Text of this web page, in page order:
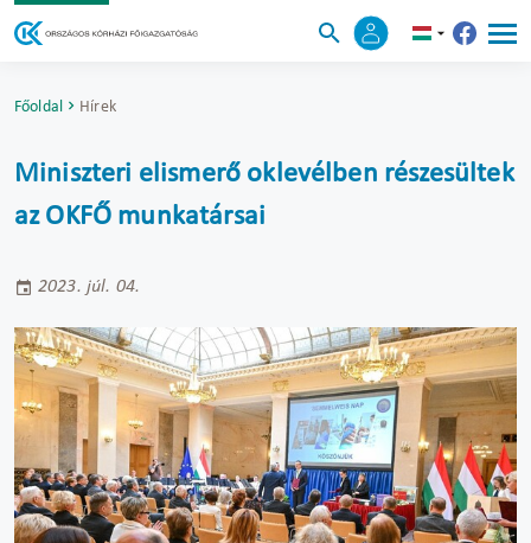
Főoldal Hírek
Miniszteri elismerő oklevélben részesültek
az OKFŐ munkatársai
2023. júl. 04.